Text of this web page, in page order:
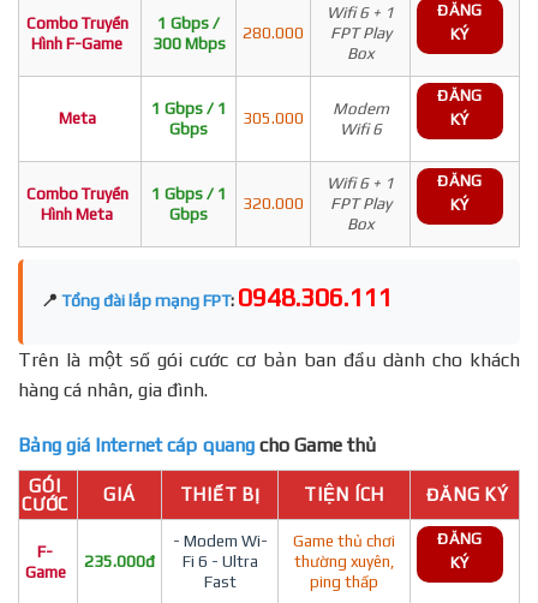
Combo Truyền
Hình F-Game
1 Gbps /
300 Mbps
280.000
Wifi 6 + 1
FPT Play
Box
ĐĂNG
KÝ
Meta
1 Gbps / 1
Gbps
305.000
Modem
Wifi 6
ĐĂNG
KÝ
Combo Truyền
Hình Meta
1 Gbps / 1
Gbps
320.000
Wifi 6 + 1
FPT Play
Box
ĐĂNG
KÝ
📍 Tổng đài lắp mạng FPT: 0948.306.111
Trên là một số gói cước cơ bản ban đầu dành cho khách
hàng cá nhân, gia đình.
Bảng giá Internet cáp quang cho Game thủ
GÓI
CƯỚC
GIÁ THIẾT BỊ TIỆN ÍCH ĐĂNG KÝ
F-
Game
235.000đ
- Modem Wi-
Fi 6 - Ultra
Fast
Game thủ chơi
thường xuyên,
ping thấp
ĐĂNG
KÝ